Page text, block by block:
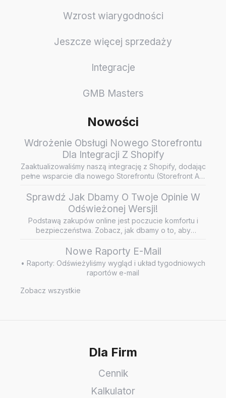
Wzrost wiarygodności
Jeszcze więcej sprzedaży
Integracje
GMB Masters
Nowości
Wdrożenie Obsługi Nowego Storefrontu
Dla Integracji Z Shopify
Zaaktualizowaliśmy naszą integrację z Shopify, dodając
pełne wsparcie dla nowego Storefrontu (Storefront API
Sprawdź Jak Dbamy O Twoje Opinie W
Odświeżonej Wersji!
Podstawą zakupów online jest poczucie komfortu i
bezpieczeństwa. Zobacz, jak dbamy o to, aby
Nowe Raporty E-Mail
• Raporty: Odświeżyliśmy wygląd i układ tygodniowych
raportów e-mail
Zobacz wszystkie
Dla Firm
Cennik
Kalkulator